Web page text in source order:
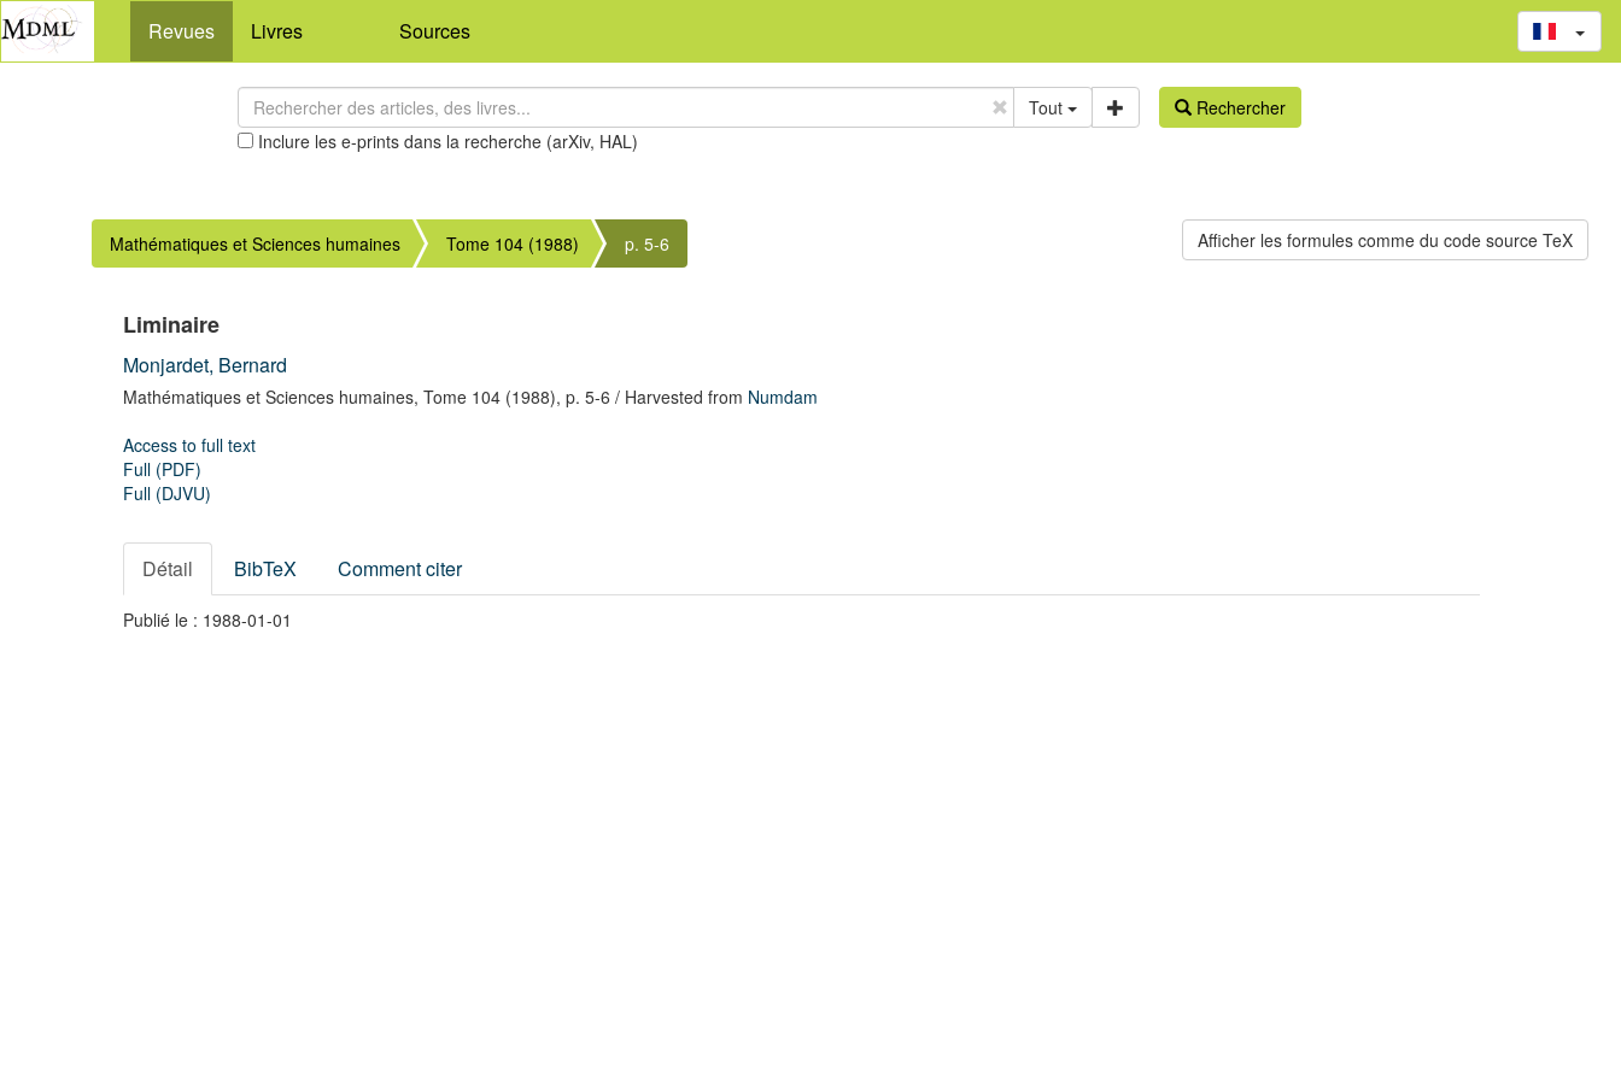
Revues Livres Sources
Tout
Inclure les e-prints dans la recherche (arXiv, HAL)
Rechercher
Mathématiques et Sciences humaines Tome 104 (1988) p. 5-6
Liminaire
Monjardet, Bernard
Mathématiques et Sciences humaines, Tome 104 (1988), p. 5-6 / Harvested from Numdam
Access to full text
Full (PDF)
Full (DJVU)
Détail BibTeX Comment citer
Publié le : 1988-01-01